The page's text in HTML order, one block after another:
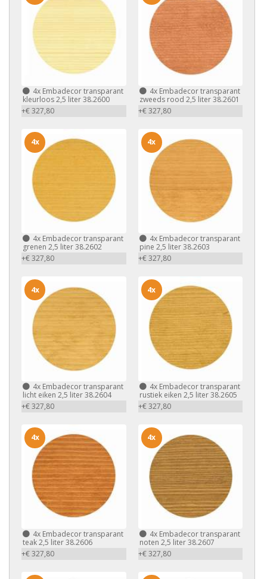
4x Embadecor transparant
kleurloos 2,5 liter 38.2600
+€ 327,80
4xEmbadecor transparant
zweeds rood 2,5 liter 38.2601
+€ 327,80
4x Embadecor transparant
grenen 2,5 liter 38.2602
+€ 327,80
4x
4xEmbadecor transparant
pine 2,5 liter 38.2603
+€ 327,80
4x
4x Embadecor transparant
licht eiken 2,5 liter 38.2604
+€ 327,80
4x
4xEmbadecor transparant
rustiek eiken 2,5 liter 38.2605
+€ 327,80
4x
4x Embadecor transparant
teak 2,5 liter 38.2606
+€ 327,80
4x
4xEmbadecor transparant
noten 2,5 liter 38.2607
+€ 327,80
4x